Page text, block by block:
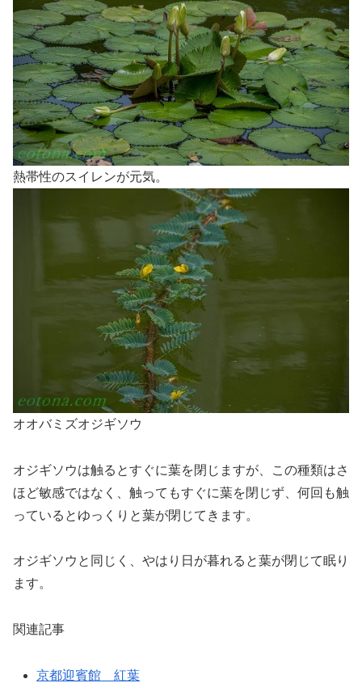
熱帯性のスイレンが元気。
オオバミズオジギソウ
オジギソウは触るとすぐに葉を閉じますが、この種類はさ
ほど敏感ではなく、触ってもすぐに葉を閉じず、何回も触
っているとゆっくりと葉が閉じてきます。
オジギソウと同じく、やはり日が暮れると葉が閉じて眠り
ます。
関連記事
京都迎賓館 紅葉